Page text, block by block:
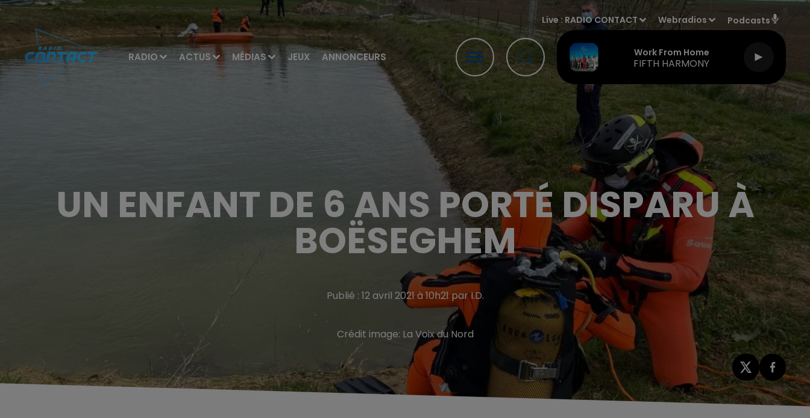
RADIO ACTUS MÉDIAS JEUX ANNONCEURS
Live : RADIO CONTACT Webradios Podcasts
Work From Home
FIFTH HARMONY
UN ENFANT DE 6 ANS PORTÉ DISPARU À
BOËSEGHEM
Publié : 12 avril 2021 à 10h21 par I.D.
Crédit image: La Voix du Nord